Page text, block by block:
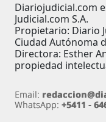
Diariojudicial.com
Judicial.com S.A.
Propietario: Diario
Ciudad Autónoma
Directora: Esther
propiedad